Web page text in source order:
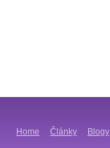
Home Články Blogy